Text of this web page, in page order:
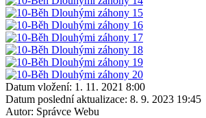
Datum vložení: 1. 11. 2021 8:00
Datum poslední aktualizace: 8. 9. 2023 19:45
Autor: Správce Webu